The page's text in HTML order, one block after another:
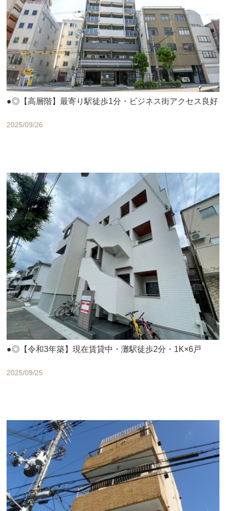
●◎【高層階】最寄り駅徒歩1分・ビジネス街アクセス良好
2025/09/26
●◎【令和3年築】現在賃貸中・灘駅徒歩2分・1K×6戸
2025/09/25